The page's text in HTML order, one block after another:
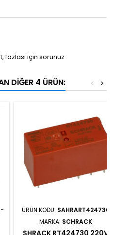
fazlası için sorunuz
DIĞER 4 ÜRÜN: >
<
ÜRÜN KODU: SAHRART424730
MARKA: SCHRACK